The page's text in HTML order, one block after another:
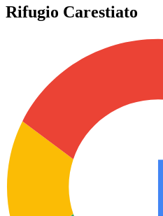
Rifugio Carestiato